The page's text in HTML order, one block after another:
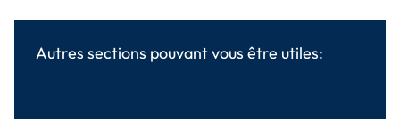
Autres sections pouvant vous être utiles: